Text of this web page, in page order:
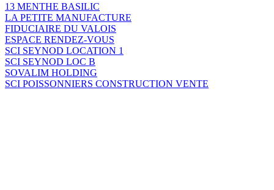
13 MENTHE BASILIC
LA PETITE MANUFACTURE
FIDUCIAIRE DU VALOIS
ESPACE RENDEZ-VOUS
SCI SEYNOD LOCATION 1
SCI SEYNOD LOC B
SOVALIM HOLDING
SCI POISSONNIERS CONSTRUCTION VENTE